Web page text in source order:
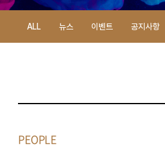
ALL 뉴스 이벤트 공지사항
PEOPLE